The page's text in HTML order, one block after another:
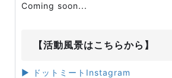
Coming soon...
【活動風景はこちらから】
▶ ドットミートInstagram